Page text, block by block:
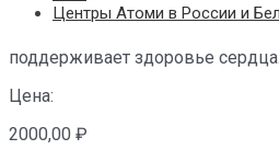
Центры Атоми в России и
поддерживает здоровье сердца.
Цена:
2000,00 ₽